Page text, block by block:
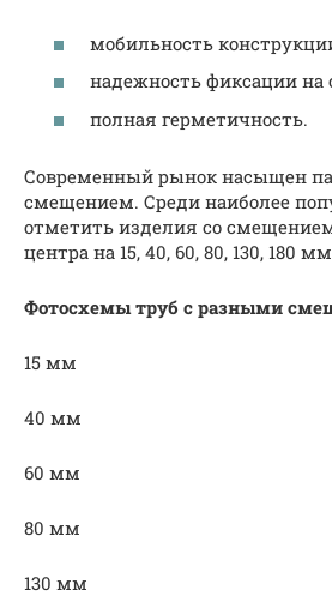
мобильность
надежность фиксации на
полная герметичность.
Современный рынок насыщен
смещением. Среди наиболее
отметить изделия со
центра на 15, 40, 60, 80, 130, 180
Фотосхемы труб с разными
15 мм
40 мм
60 мм
80 мм
130 мм